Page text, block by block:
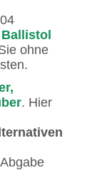
ohne
. Hier